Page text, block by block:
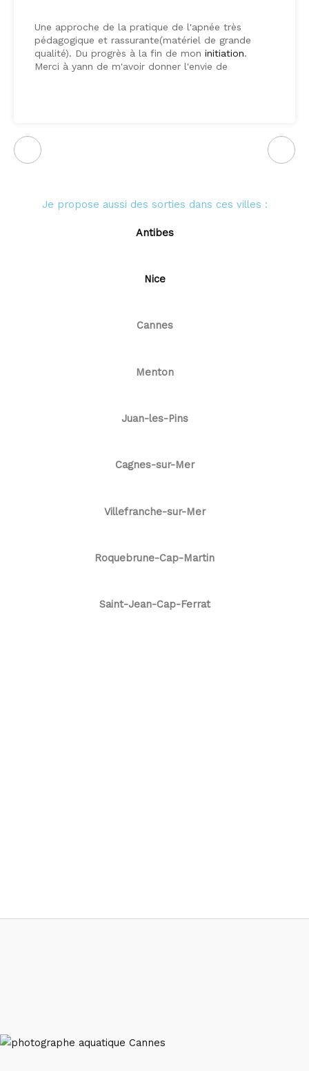
Une approche de la pratique de l'apnée très
pédagogique et rassurante(matériel de grande
qualité). Du progrès à la fin de mon initiation.
Merci à yann de m'avoir donner l'envie de
Je propose aussi des sorties dans ces villes :
Antibes
Nice
Cannes
Menton
Juan-les-Pins
Cagnes-sur-Mer
Villefranche-sur-Mer
Roquebrune-Cap-Martin
Saint-Jean-Cap-Ferrat